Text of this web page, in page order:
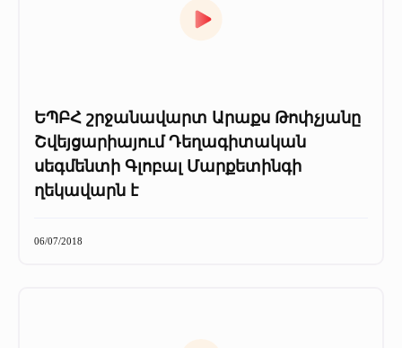
ԵՊԲՀ շրջանավարտ Արաքս Թոփչյանը
Շվեյցարիայում Դեղագիտական
սեգմենտի Գլոբալ Մարքետինգի
ղեկավարն է
06/07/2018